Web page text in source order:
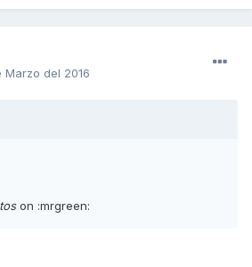
Marzo del 2016
on :mrgreen: